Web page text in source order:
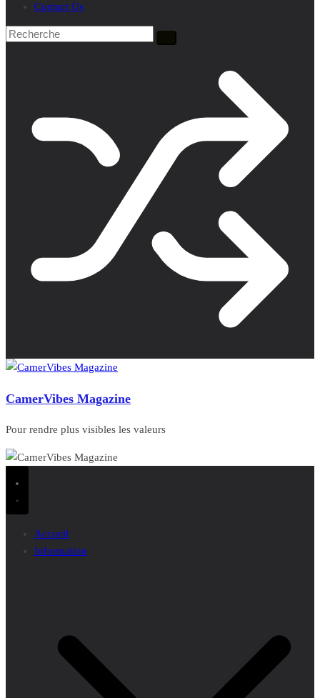
Contact Us
CamerVibes Magazine
Pour rendre plus visibles les valeurs
Accueil
Information